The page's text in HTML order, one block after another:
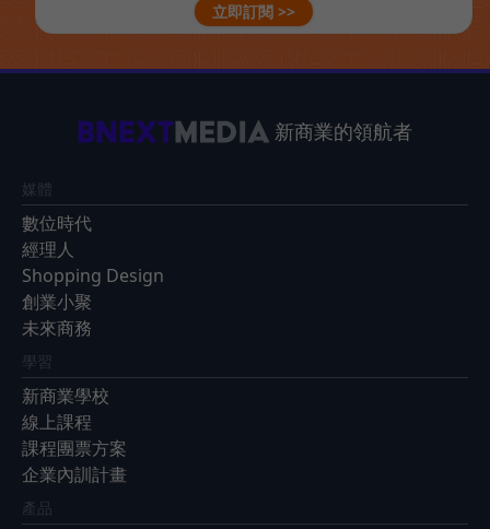
立即訂閱 >>
新商業的領航者
媒體
數位時代
經理人
Shopping Design
創業小聚
未來商務
學習
新商業學校
線上課程
課程團票方案
企業內訓計畫
產品